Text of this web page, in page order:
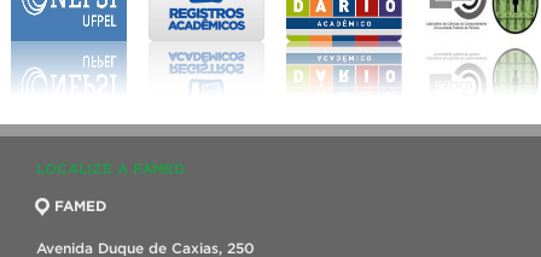
LOCALIZE A FAMED
FAMED
Avenida Duque de Caxias, 250